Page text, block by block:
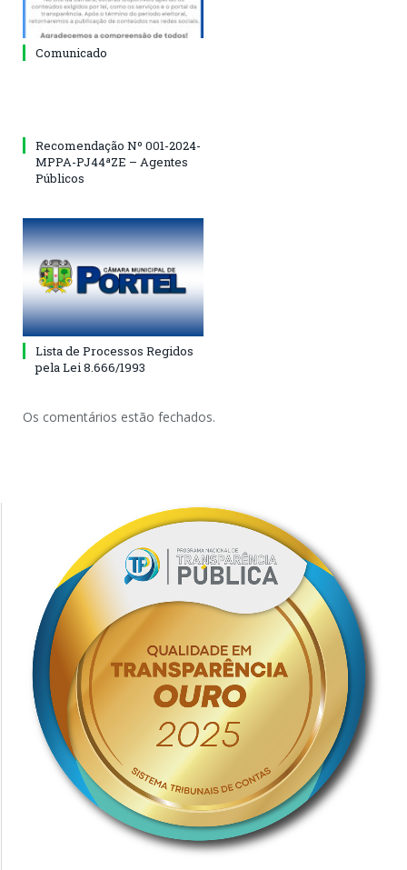
Comunicado
Recomendação Nº 001-2024-
MPPA-PJ44ªZE – Agentes
Públicos
Lista de Processos Regidos
pela Lei 8.666/1993
Os comentários estão fechados.